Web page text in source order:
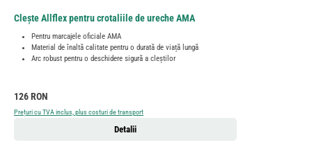
Clește Allflex pentru crotaliile de ureche AMA
Pentru marcajele oficiale AMA
Material de înaltă calitate pentru o durată de viață lungă
Arc robust pentru o deschidere sigură a cleștilor
Preț obișnuit:
126 RON
Prețuri cu TVA inclus, plus costuri de transport
Detalii